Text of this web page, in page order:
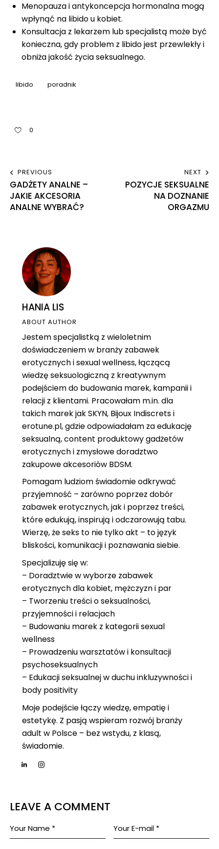
Menopauza i antykoncepcja hormonalna mogą
wpłynąć na libido u kobiet.
Konsultacja z lekarzem lub specjalistą może być
konieczna, gdy problem z libido jest przewlekły i
obniża jakość życia seksualnego.
libido poradnik
0
PREVIOUS
GADŻETY ANALNE –
JAKIE AKCESORIA
ANALNE WYBRAĆ?
NEXT
POZYCJE SEKSUALNE
NA DOZNANIE
ORGAZMU
HANIA LIS
ABOUT AUTHOR
Jestem specjalistką z wieloletnim
doświadczeniem w branży zabawek
erotycznych i sexual wellness, łączącą
wiedzę seksuologiczną z kreatywnym
podejściem do budowania marek, kampanii i
relacji z klientami. Pracowałam m.in. dla
takich marek jak SKYN, Bijoux Indiscrets i
erotune.pl, gdzie odpowiadałam za edukację
seksualną, content produktowy gadżetów
erotycznych i zmysłowe doradztwo
zakupowe akcesoriów BDSM.
Pomagam ludziom świadomie odkrywać
przyjemność – zarówno poprzez dobór
zabawek erotycznych, jak i poprzez treści,
które edukują, inspirują i odczarowują tabu.
Wierzę, że seks to nie tylko akt – to język
bliskości, komunikacji i poznawania siebie.
Specjalizuję się w:
– Doradztwie w wyborze zabawek
erotycznych dla kobiet, mężczyzn i par
– Tworzeniu treści o seksualności,
przyjemności i relacjach
– Budowaniu marek z kategorii sexual
wellness
– Prowadzeniu warsztatów i konsultacji
psychoseksualnych
– Edukacji seksualnej w duchu inkluzywności i
body positivity
Moje podejście łączy wiedzę, empatię i
estetykę. Z pasją wspieram rozwój branży
adult w Polsce – bez wstydu, z klasą,
świadomie.
LEAVE A COMMENT